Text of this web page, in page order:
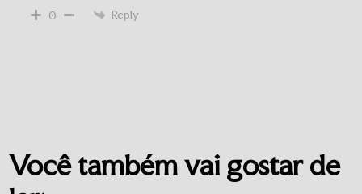
0 Reply
Você também vai gostar de